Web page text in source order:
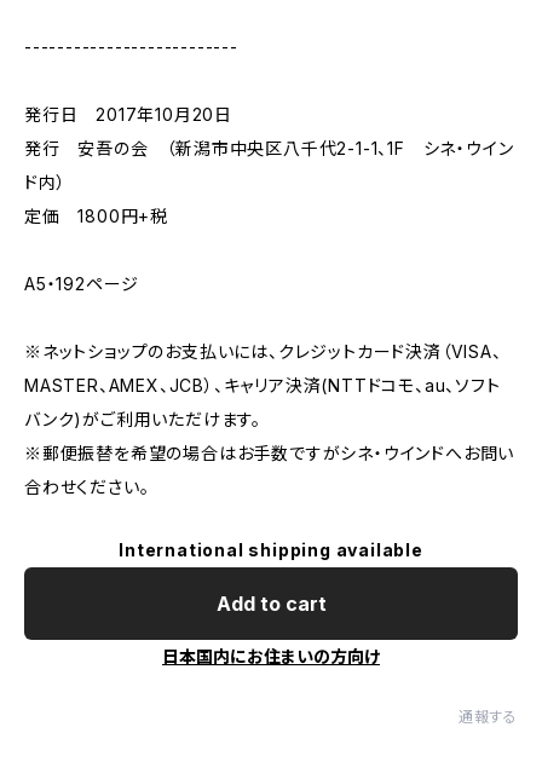
--------------------------
発行日 2017年10月20日
発行 安吾の会 （新潟市中央区八千代2-1-1、1F シネ・ウイン
ド内）
定価 1800円+税
A5・192ページ
※ネットショップのお支払いには、クレジットカード決済（VISA、
MASTER、AMEX、JCB）、キャリア決済(NTTドコモ、au、ソフト
バンク)がご利用いただけます。
※郵便振替を希望の場合はお手数ですがシネ・ウインドへお問い
合わせください。
International shipping available
Add to cart
日本国内にお住まいの方向け
通報する